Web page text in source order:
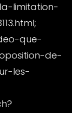
limitation-
que-
de-
les-